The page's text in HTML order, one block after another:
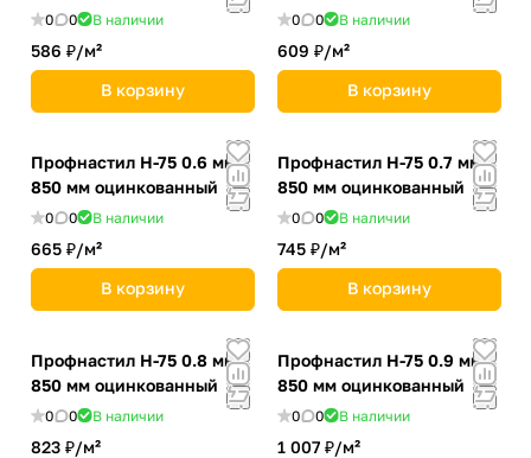
0 0 В наличии
586 ₽/м²
В корзину
0 0 В наличии
609 ₽/м²
В корзину
Профнастил Н-75 0.6 мм
850 мм оцинкованный
0 0 В наличии
665 ₽/м²
В корзину
Профнастил Н-75 0.7 мм
850 мм оцинкованный
0 0 В наличии
745 ₽/м²
В корзину
Профнастил Н-75 0.8 мм
850 мм оцинкованный
0 0 В наличии
823 ₽/м²
Профнастил Н-75 0.9 мм
850 мм оцинкованный
0 0 В наличии
1 007 ₽/м²